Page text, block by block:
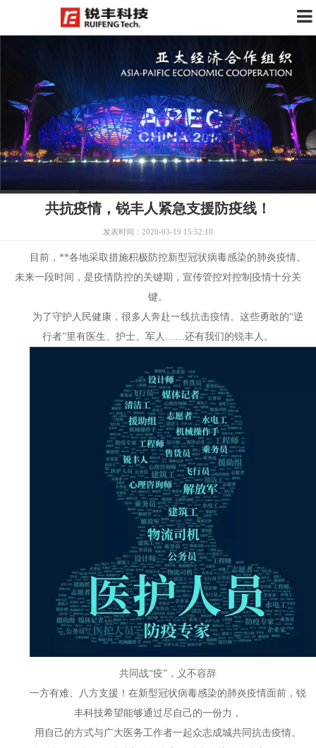
共抗疫情，锐丰人紧急支援防疫线！
发表时间：2020-03-19 15:52:10
目前，**各地采取措施积极防控新型冠状病毒感染的肺炎疫情。
未来一段时间，是疫情防控的关键期，宣传管控对控制疫情十分关
键。
为了守护人民健康，很多人奔赴一线抗击疫情。这些勇敢的“逆
行者”里有医生、护士、军人……还有我们的锐丰人。
共同战“疫”，义不容辞
一方有难、八方支援！在新型冠状病毒感染的肺炎疫情面前，锐
丰科技希望能够通过尽自己的一份力，
用自己的方式与广大医务工作者一起众志成城共同抗击疫情。